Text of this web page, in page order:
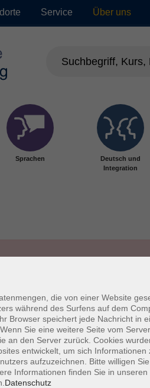
Service Über uns
Sprachen
Deutsch und
Integration
Impressum
die von einer Website
während des Surfens auf dem
Browser speichert jede Nachricht in
Sie eine weitere Seite vom
an den Server zurück. Cookies
entwickelt, um sich Informationen
aufzuzeichnen. Bitte willigen
Informationen finden Sie in unseren
Datenschutz